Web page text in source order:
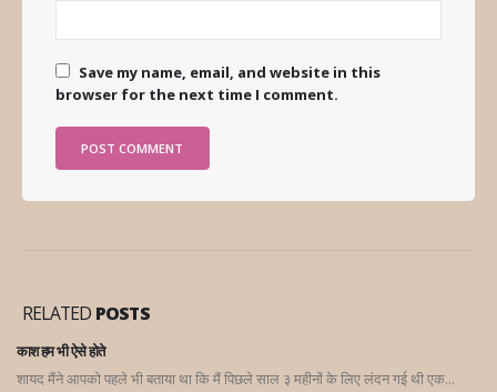
Save my name, email, and website in this
browser for the next time I comment.
RELATED POSTS
लिए लंदन गई थी एक...
क्या आपने किसी ऐसे आदमी को देखा है जिसको बोलने के लिए